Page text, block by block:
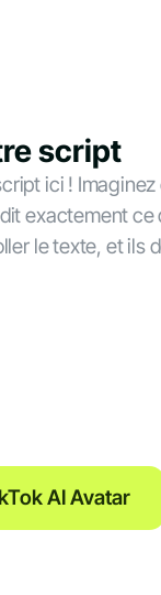
script
ici !
exactement ce
le texte, et ils
AI Avatar